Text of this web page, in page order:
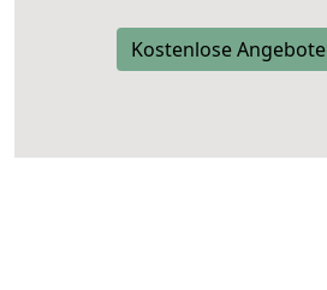
Kostenlose